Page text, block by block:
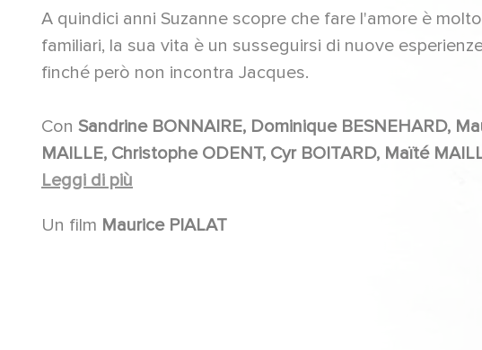
A quindici anni Suzanne scopre che fare l'amore è
familiari, la sua vita è un susseguirsi di nuove
finché però non incontra Jacques.
Con
MAILLE, Christophe ODENT, Cyr BOITARD, Maïté MAILLE, Pierre-Loup RAJOT, Cyril COLLARD,
Nathalie GUREGHIAN, Guénolé PASCAL, Caroline CIBOT, Jacques FIESCHI, Valérie SCHLUMBERGER,
Leggi di più
Un film Maurice PIALAT